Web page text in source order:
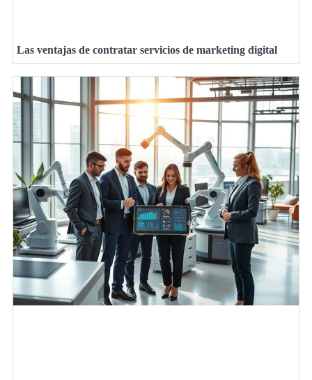
Las ventajas de contratar servicios de marketing digital